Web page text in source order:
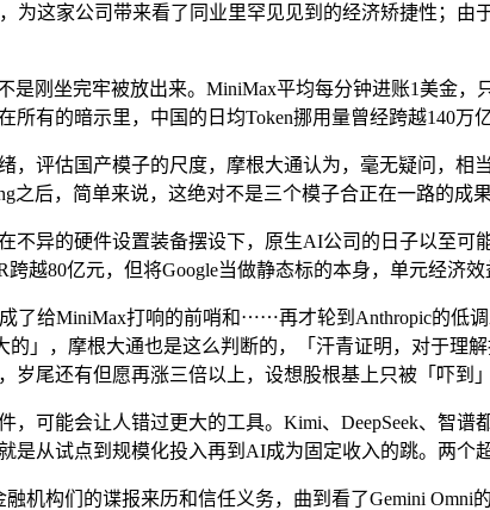
为这家公司带来看了同业里罕见见到的经济矫捷性；
刚坐完牢被放出来。MiniMax平均每分钟进账1美金，
有的暗示里，中国的日均Token挪用量曾经跨越140万亿
评估国产模子的尺度，摩根大通认为，毫无疑问，相
之后，简单来说，这绝对不是三个模子合正在一路的成
异的硬件设置装备摆设下，原生AI公司的日子以至可
越80亿元，但将Google当做静态标的本身，单元经济效
给MiniMax打响的前哨和⋯⋯再才轮到Anthropic的低调
」，摩根大通也是这么判断的，「汗青证明，对于理
岁尾还有但愿再涨三倍以上，设想股根基上只被「吓到
能会让人错过更大的工具。Kimi、DeepSeek、智谱
是从试点到规模化投入再到AI成为固定收入的跳。两个
构们的谍报来历和信任义务，曲到看了Gemini Omni